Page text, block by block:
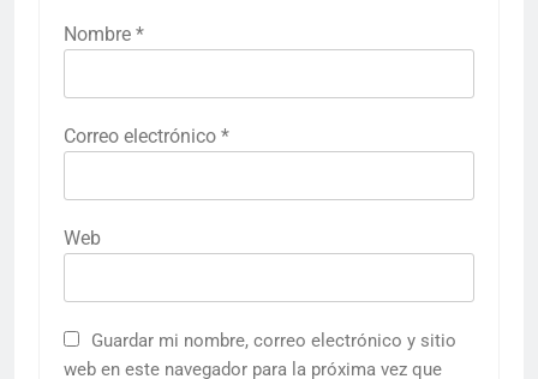
Nombre *
Correo electrónico *
Web
Guardar mi nombre, correo electrónico y sitio
web en este navegador para la próxima vez que